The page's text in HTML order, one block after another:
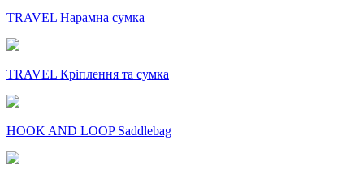
TRAVEL Нарамна сумка
TRAVEL Кріплення та сумка
HOOK AND LOOP Saddlebag